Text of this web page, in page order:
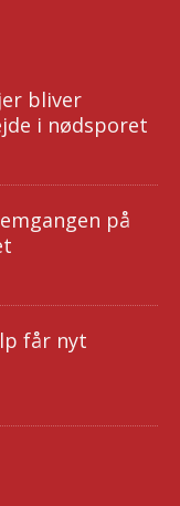
bliver
i nødsporet
på
får nyt